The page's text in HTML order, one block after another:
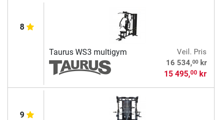
8
Taurus WS3 multigym
Veil. Pris
16 534,00kr
15 495,00kr
9